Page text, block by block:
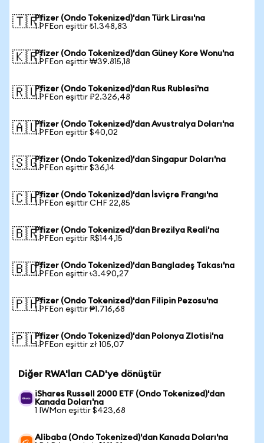
🇹🇷Pfizer (Ondo Tokenized)'dan Türk Lirası'na
1 PFEon eşittir ₺1.348,83
🇰🇷Pfizer (Ondo Tokenized)'dan Güney Kore Wonu'na
1 PFEon eşittir ₩39.815,18
🇷🇺Pfizer (Ondo Tokenized)'dan Rus Rublesi'na
1 PFEon eşittir ₽2.326,48
🇦🇺Pfizer (Ondo Tokenized)'dan Avustralya Doları'na
1 PFEon eşittir $40,02
🇸🇬Pfizer (Ondo Tokenized)'dan Singapur Doları'na
1 PFEon eşittir $36,14
🇨🇭Pfizer (Ondo Tokenized)'dan İsviçre Frangı'na
1 PFEon eşittir CHF 22,85
🇧🇷Pfizer (Ondo Tokenized)'dan Brezilya Reali'na
1 PFEon eşittir R$144,15
🇧🇩Pfizer (Ondo Tokenized)'dan Bangladeş Takası'na
1 PFEon eşittir ৳3.490,27
🇵🇭Pfizer (Ondo Tokenized)'dan Filipin Pezosu'na
1 PFEon eşittir ₱1.716,68
🇵🇱Pfizer (Ondo Tokenized)'dan Polonya Zlotisi'na
1 PFEon eşittir zł 105,07
Diğer RWA'ları CAD'ye dönüştür
iShares Russell 2000 ETF (Ondo Tokenized)'dan
Kanada Doları'na
1 IWMon eşittir $423,68
Alibaba (Ondo Tokenized)'dan Kanada Doları'na